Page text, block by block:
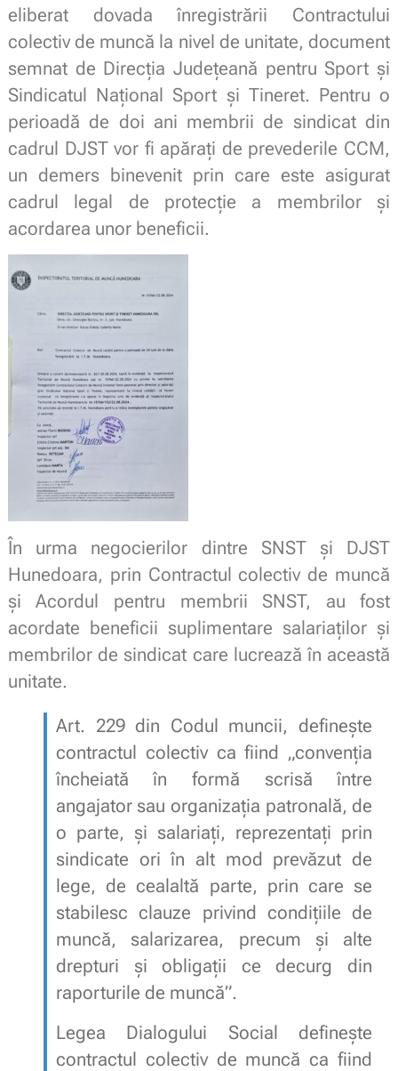
eliberat dovada înregistrării Contractului
colectiv de muncă la nivel de unitate, document
semnat de Direcția Județeană pentru Sport și
Sindicatul Național Sport și Tineret. Pentru o
perioadă de doi ani membrii de sindicat din
cadrul DJST vor fi apărați de prevederile CCM,
un demers binevenit prin care este asigurat
cadrul legal de protecție a membrilor și
acordarea unor beneficii.
În urma negocierilor dintre SNST și DJST
Hunedoara, prin Contractul colectiv de muncă
și Acordul pentru membrii SNST, au fost
acordate beneficii suplimentare salariaților și
membrilor de sindicat care lucrează în această
unitate.
Art. 229 din Codul muncii, defineşte
contractul colectiv ca fiind „convenția
încheiată în formă scrisă între
angajator sau organizația patronală, de
o parte, și salariați, reprezentați prin
sindicate ori în alt mod prevăzut de
lege, de cealaltă parte, prin care se
stabilesc clauze privind condițiile de
muncă, salarizarea, precum și alte
drepturi și obligații ce decurg din
raporturile de muncă”.
Legea Dialogului Social defineşte
contractul colectiv de muncă ca fiind